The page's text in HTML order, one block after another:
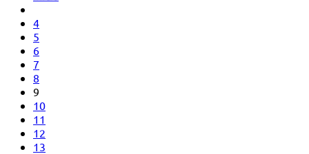
4
5
6
7
8
9
10
11
12
13